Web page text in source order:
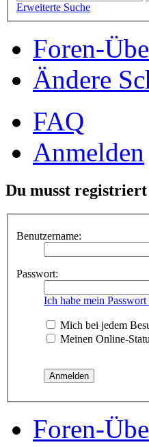
Erweiterte Suche
Foren-
Ändere
FAQ
Anmelden
Du musst registriert
Benutzername:
Passwort:
Ich habe mein Passwort
Mich bei jedem
Meinen Online-
Foren-